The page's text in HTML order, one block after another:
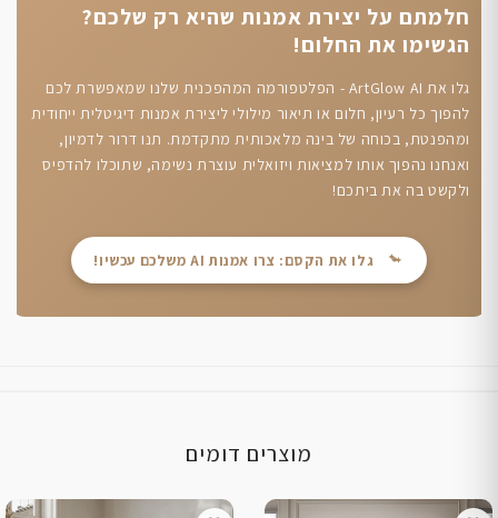
חלמתם על יצירת אמנות שהיא רק שלכם?
הגשימו את החלום!
גלו את ArtGlow AI - הפלטפורמה המהפכנית שלנו שמאפשרת לכם
להפוך כל רעיון, חלום או תיאור מילולי ליצירת אמנות דיגיטלית ייחודית
ומהפנטת, בכוחה של בינה מלאכותית מתקדמת. תנו דרור לדמיון,
ואנחנו נהפוך אותו למציאות ויזואלית עוצרת נשימה, שתוכלו להדפיס
ולקשט בה את ביתכם!
גלו את הקסם: צרו אמנות AI משלכם עכשיו!
מוצרים דומים